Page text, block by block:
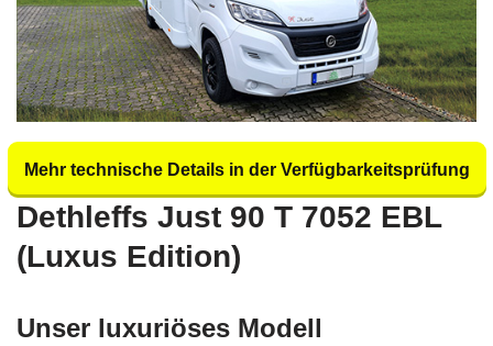
Mehr technische Details in der Verfügbarkeitsprüfung
Dethleffs Just 90 T 7052 EBL
(Luxus Edition)
Unser luxuriöses Modell